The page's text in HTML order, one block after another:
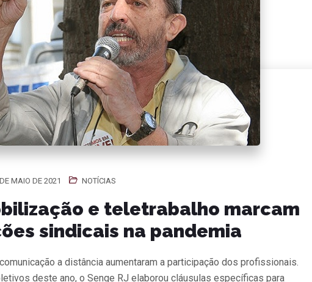
MAIO DE 2021 NOTÍCIAS
e teletrabalho marcam
sindicais na pandemia
a distância aumentaram a participação dos profissionais.
deste ano, o Senge RJ elaborou cláusulas específicas para